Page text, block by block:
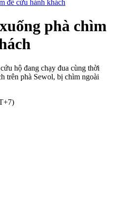
phà chìm
hộ đang chạy đua cùng thời
trên phà Sewol, bị chìm ngoài